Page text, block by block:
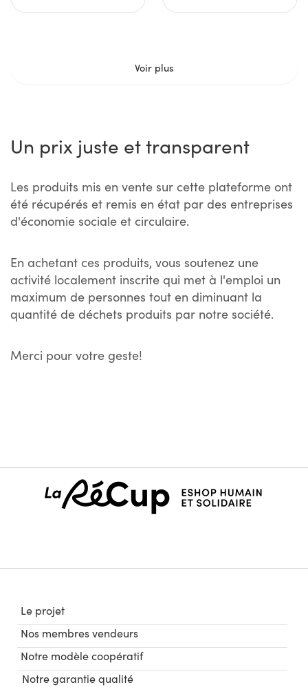
Voir plus
Un prix juste et transparent
Les produits mis en vente sur cette plateforme ont
été récupérés et remis en état par des entreprises
d'économie sociale et circulaire.
En achetant ces produits, vous soutenez une
activité localement inscrite qui met à l'emploi un
maximum de personnes tout en diminuant la
quantité de déchets produits par notre société.
Merci pour votre geste!
Le projet
Nos membres vendeurs
Notre modèle coopératif
Notre garantie qualité